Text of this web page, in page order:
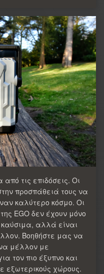
τις επιδόσεις. Οι
προσπάθειά τους να
καλύτερο κόσμο. Οι
EGO δεν έχουν μόνο
αλλά είναι
Βοηθήστε μας να
μέλλον με
τον πιο έξυπνο και
εξωτερικούς χώρους.